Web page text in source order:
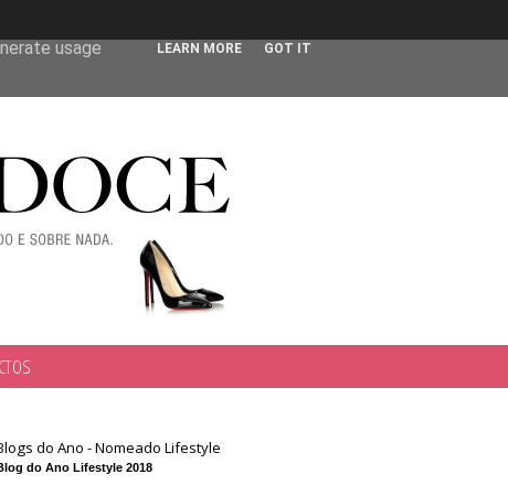
do Ano - Nomeado Lifestyle
do Ano Lifestyle 2018
agent
usage
LEARN MORE GOT IT